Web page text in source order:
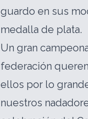
guardo en sus
medalla de plata.
Un gran
federación
ellos por lo
nuestros